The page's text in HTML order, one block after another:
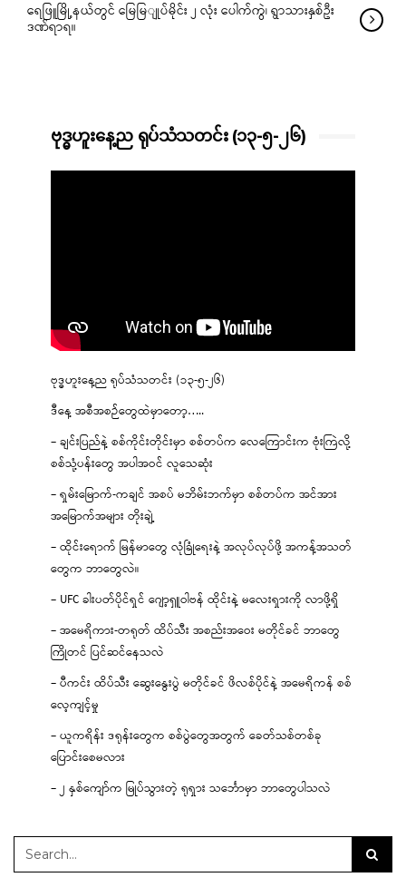
ရေဖြူမြို့နယ်တွင် မြေမြျုပ်မိုင်း ၂ လုံး ပေါက်ကွဲ၊ ရွာသားနှစ်ဦး
ဒဏ်ရာရ။
ဗုဒ္ဓဟူးနေ့ည ရုပ်သံသတင်း (၁၃-၅-၂၆)
ဗုဒ္ဓဟူးနေ့ည ရုပ်သံသတင်း (၁၃-၅-၂၆)
ဒီနေ့ အစီအစဉ်တွေထဲမှာတော့…..
– ချင်းပြည်နဲ့ စစ်ကိုင်းတိုင်းမှာ စစ်တပ်က လေကြောင်းက ဗုံးကြဲလို့
စစ်သုံ့ပန်းတွေ အပါအဝင် လူသေဆုံး
– ရှမ်းမြောက်-ကချင် အစပ် မဘိမ်းဘက်မှာ စစ်တပ်က အင်အား
အမြောက်အများ တိုးချဲ့
– ထိုင်းရောက် မြန်မာတွေ လုံခြုံရေးနဲ့ အလုပ်လုပ်ဖို့ အကန့်အသတ်
တွေက ဘာတွေလဲ။
– UFC ခါးပတ်ပိုင်ရှင် ဂျော့ရှူဝါဗန် ထိုင်းနဲ့ မလေးရှားကို လာဖို့ရှိ
– အမေရိကား-တရုတ် ထိပ်သီး အစည်းအဝေး မတိုင်ခင် ဘာတွေ
ကြိုတင် ပြင်ဆင်နေသလဲ
– ပီကင်း ထိပ်သီး ဆွေးနွေးပွဲ မတိုင်ခင် ဖိလစ်ပိုင်နဲ့ အမေရိကန် စစ်
လေ့ကျင့်မှု
– ယူကရိန်း ဒရုန်းတွေက စစ်ပွဲတွေအတွက် ခေတ်သစ်တစ်ခု
ပြောင်းစေမလား
– ၂ နှစ်ကျော်က မြုပ်သွားတဲ့ ရုရှား သင်္ဘောမှာ ဘာတွေပါသလဲ